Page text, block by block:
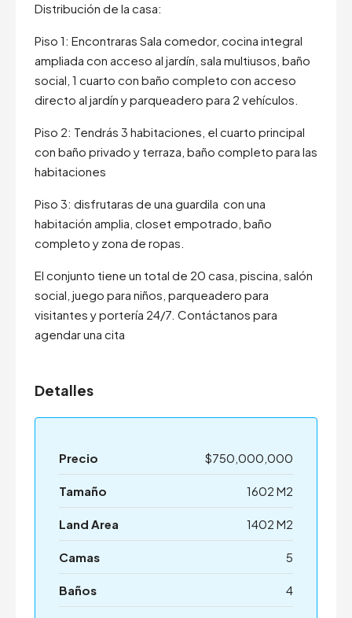
Distribución de la casa:
Piso 1: Encontraras Sala comedor, cocina integral
ampliada con acceso al jardín, sala multiusos, baño
social, 1 cuarto con baño completo con acceso
directo al jardín y parqueadero para 2 vehículos.
Piso 2: Tendrás 3 habitaciones, el cuarto principal
con baño privado y terraza, baño completo para las
habitaciones
Piso 3: disfrutaras de una guardila con una
habitación amplia, closet empotrado, baño
completo y zona de ropas.
El conjunto tiene un total de 20 casa, piscina, salón
social, juego para niños, parqueadero para
visitantes y portería 24/7. Contáctanos para
agendar una cita
Detalles
Precio $750,000,000
Tamaño 1602 M2
Land Area 1402 M2
Camas 5
Baños 4